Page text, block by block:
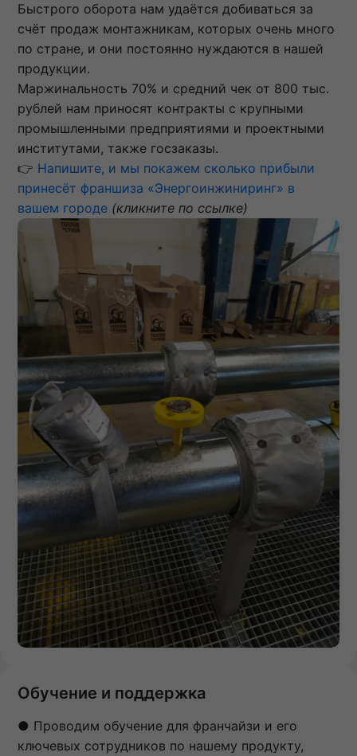
Быстрого оборота нам удаётся добиваться за
счёт продаж монтажникам, которых очень много
по стране, и они постоянно нуждаются в нашей
продукции.
Маржинальность 70% и средний чек от 800 тыс.
рублей нам приносят контракты с крупными
промышленными предприятиями и проектными
институтами, также госзаказы.
👉 Напишите, и мы покажем сколько прибыли
принесёт франшиза «Энергоинжиниринг» в
вашем городе (кликните по ссылке)
Обучение и поддержка
● Проводим обучение для франчайзи и его
ключевых сотрудников по нашему продукту,